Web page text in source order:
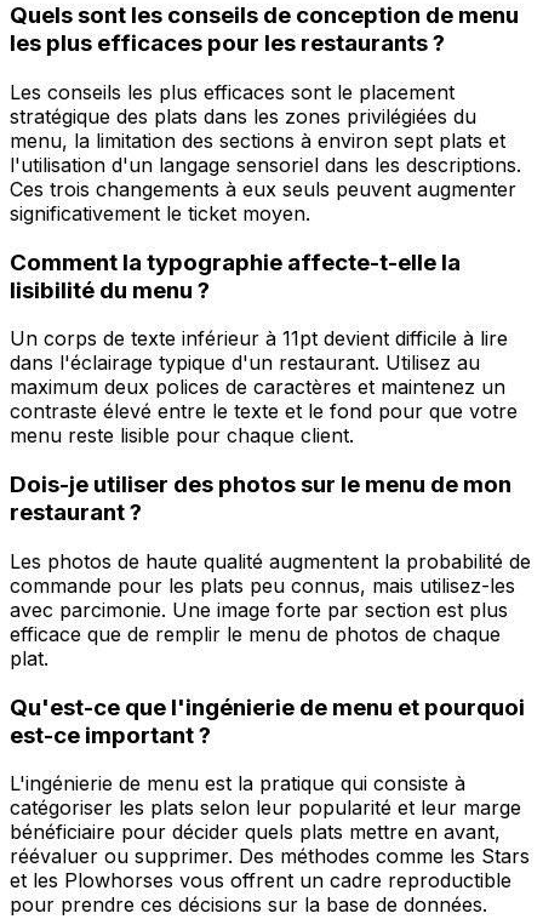
Quels sont les conseils de conception de menu
les plus efficaces pour les restaurants ?
Les conseils les plus efficaces sont le placement
stratégique des plats dans les zones privilégiées du
menu, la limitation des sections à environ sept plats et
l'utilisation d'un langage sensoriel dans les descriptions.
Ces trois changements à eux seuls peuvent augmenter
significativement le ticket moyen.
Comment la typographie affecte-t-elle la
lisibilité du menu ?
Un corps de texte inférieur à 11pt devient difficile à lire
dans l'éclairage typique d'un restaurant. Utilisez au
maximum deux polices de caractères et maintenez un
contraste élevé entre le texte et le fond pour que votre
menu reste lisible pour chaque client.
Dois-je utiliser des photos sur le menu de mon
restaurant ?
Les photos de haute qualité augmentent la probabilité de
commande pour les plats peu connus, mais utilisez-les
avec parcimonie. Une image forte par section est plus
efficace que de remplir le menu de photos de chaque
plat.
Qu'est-ce que l'ingénierie de menu et pourquoi
est-ce important ?
L'ingénierie de menu est la pratique qui consiste à
catégoriser les plats selon leur popularité et leur marge
bénéficiaire pour décider quels plats mettre en avant,
réévaluer ou supprimer. Des méthodes comme les Stars
et les Plowhorses vous offrent un cadre reproductible
pour prendre ces décisions sur la base de données.